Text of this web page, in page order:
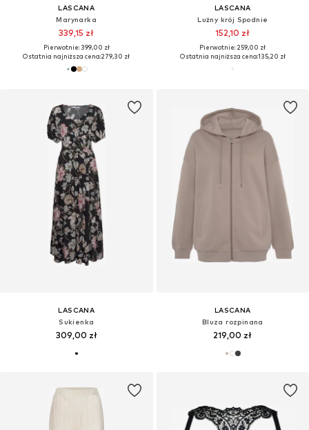
LASCANA
Marynarka
339,15 zł
Pierwotnie: 399,00 zł
Ostatnia najniższa cena:279,30 zł
LASCANA
Lużny krój Spodnie
152,10 zł
Pierwotnie: 259,00 zł
Ostatnia najniższa cena:135,20 zł
LASCANA
Sukienka
309,00 zł
LASCANA
Bluza rozpinana
219,00 zł